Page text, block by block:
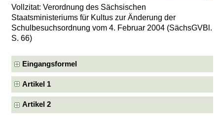
Vollzitat: Verordnung des Sächsischen
Staatsministeriums für Kultus zur Änderung der
Schulbesuchsordnung vom 4. Februar 2004 (SächsGVBl.
S. 66)
Eingangsformel
Artikel 1
Artikel 2